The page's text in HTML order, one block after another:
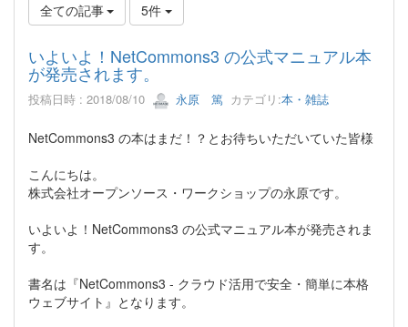
全ての記事 5件
いよいよ！NetCommons3 の公式マニュアル本
が発売されます。
投稿日時 : 2018/08/10 永原 篤 カテゴリ:本・雑誌
NetCommons3 の本はまだ！？とお待ちいただいていた皆様
こんにちは。
株式会社オープンソース・ワークショップの永原です。
いよいよ！NetCommons3 の公式マニュアル本が発売されま
す。
書名は『NetCommons3 - クラウド活用で安全・簡単に本格
ウェブサイト』となります。